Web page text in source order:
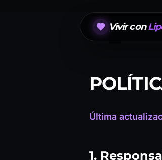
Vivir con
Última
1.